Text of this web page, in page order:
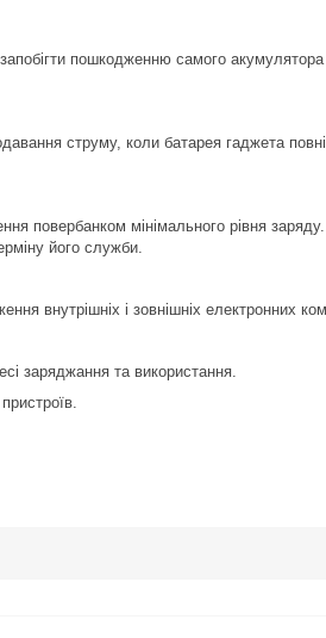
пошкодженню самого акумулятора
струму, коли батарея гаджета
повербанком мінімального рівня
його служби.
внутрішніх і зовнішніх електронних
заряджання та використання.